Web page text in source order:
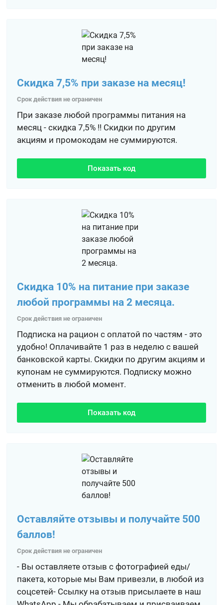
Скидка 7,5% при заказе на месяц!
Срок действия не ограничен
При заказе любой программы питания на
месяц - скидка 7,5% !! Скидки по другим
акциям и промокодам не суммируются.
Показать код
Скидка 10% на питание при заказе
любой программы на 2 месяца.
Срок действия не ограничен
Подписка на рацион с оплатой по частям - это
удобно! Оплачивайте 1 раз в неделю с вашей
банковской карты. Скидки по другим акциям и
купонам не суммируются. Подписку можно
отменить в любой момент.
Показать код
Оставляйте отзывы и получайте 500
баллов!
Срок действия не ограничен
- Вы оставляете отзыв с фотографией еды/
пакета, которые мы Вам привезли, в любой из
соцсетей- Ссылку на отзыв присылаете в наш